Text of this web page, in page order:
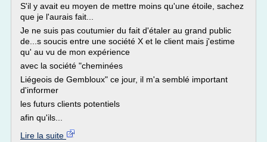
S'il y avait eu moyen de mettre moins qu'une étoile, sachez
que je l'aurais fait...
Je ne suis pas coutumier du fait d'étaler au grand public
de...s soucis entre une société X et le client mais j'estime
qu' au vu de mon expérience
avec la société "cheminées
Liégeois de Gembloux" ce jour, il m'a semblé important
d'informer
les futurs clients potentiels
afin qu'ils...
Lire la suite